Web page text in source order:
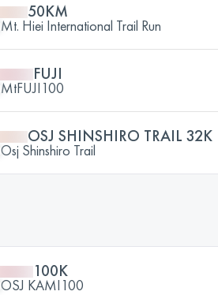
50KM
Mt. Hiei International Trail Run
FUJI
MtFUJI100
OSJ SHINSHIRO TRAIL 32K
Osj Shinshiro Trail
100K
OSJ KAMI100